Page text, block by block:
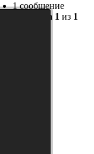
1 сообщение
Страница 1 из 1